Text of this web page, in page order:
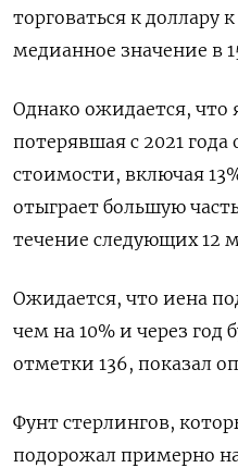
торговаться к доллару
медианное значение в
Однако ожидается, что
потерявшая с 2021 года
стоимости, включая
отыграет большую
течение следующих 12
Ожидается, что иена
чем на 10% и через год
отметки 136, показал
Фунт стерлингов,
подорожал примерно